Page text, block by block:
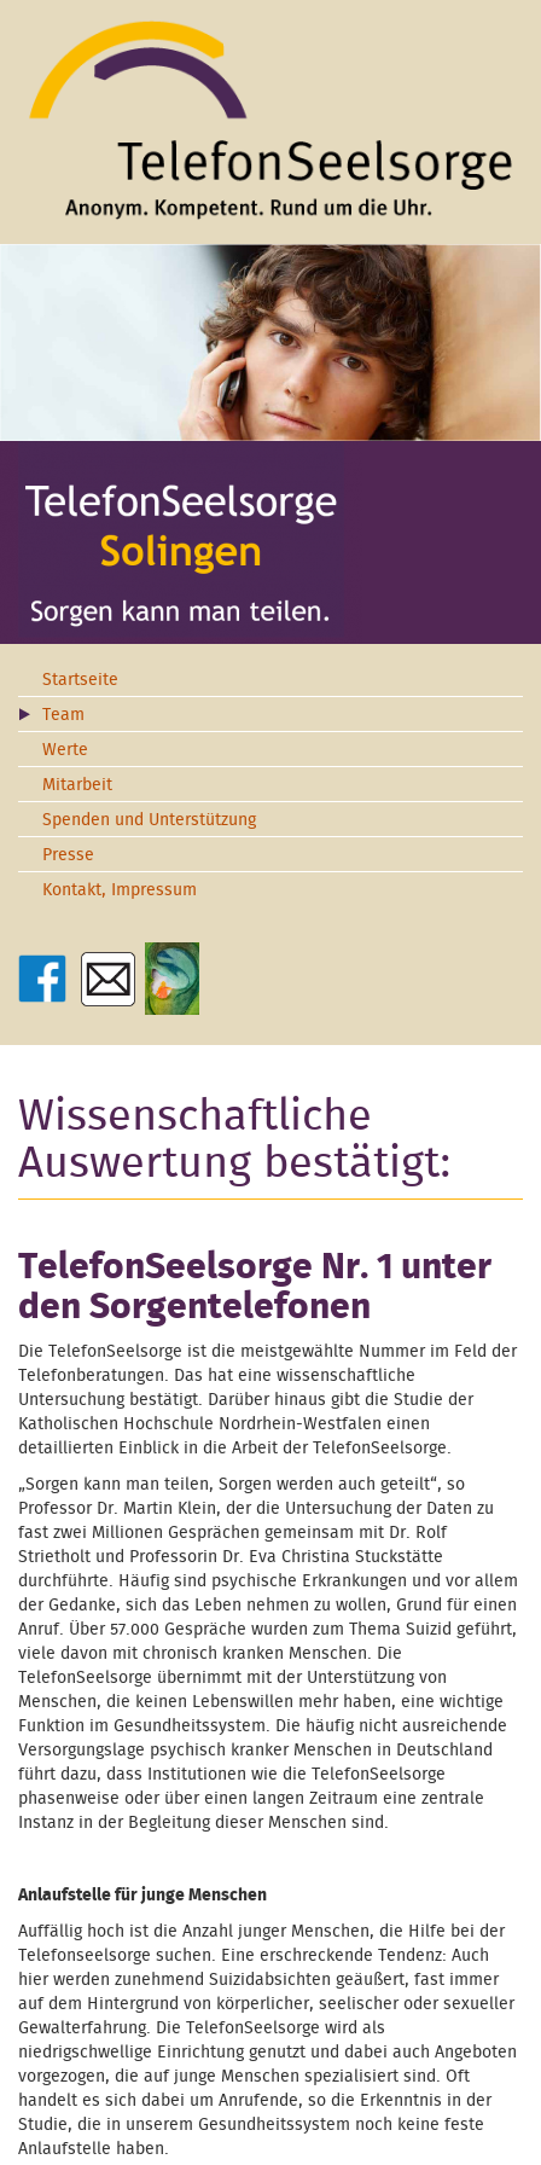
Startseite
Team
Werte
Mitarbeit
Spenden und Unterstützung
Presse
Kontakt, Impressum
Wissenschaftliche
Auswertung bestätigt:
TelefonSeelsorge Nr. 1 unter
den Sorgentelefonen
Die TelefonSeelsorge ist die meistgewählte Nummer im Feld der
Telefonberatungen. Das hat eine wissenschaftliche
Untersuchung bestätigt. Darüber hinaus gibt die Studie der
Katholischen Hochschule Nordrhein-Westfalen einen
detaillierten Einblick in die Arbeit der TelefonSeelsorge.
„Sorgen kann man teilen, Sorgen werden auch geteilt“, so
Professor Dr. Martin Klein, der die Untersuchung der Daten zu
fast zwei Millionen Gesprächen gemeinsam mit Dr. Rolf
Strietholt und Professorin Dr. Eva Christina Stuckstätte
durchführte. Häufig sind psychische Erkrankungen und vor allem
der Gedanke, sich das Leben nehmen zu wollen, Grund für einen
Anruf. Über 57.000 Gespräche wurden zum Thema Suizid geführt,
viele davon mit chronisch kranken Menschen. Die
TelefonSeelsorge übernimmt mit der Unterstützung von
Menschen, die keinen Lebenswillen mehr haben, eine wichtige
Funktion im Gesundheitssystem. Die häufig nicht ausreichende
Versorgungslage psychisch kranker Menschen in Deutschland
führt dazu, dass Institutionen wie die TelefonSeelsorge
phasenweise oder über einen langen Zeitraum eine zentrale
Instanz in der Begleitung dieser Menschen sind.
Anlaufstelle für junge Menschen
Auffällig hoch ist die Anzahl junger Menschen, die Hilfe bei der
Telefonseelsorge suchen. Eine erschreckende Tendenz: Auch
hier werden zunehmend Suizidabsichten geäußert, fast immer
auf dem Hintergrund von körperlicher, seelischer oder sexueller
Gewalterfahrung. Die TelefonSeelsorge wird als
niedrigschwellige Einrichtung genutzt und dabei auch Angeboten
vorgezogen, die auf junge Menschen spezialisiert sind. Oft
handelt es sich dabei um Anrufende, so die Erkenntnis in der
Studie, die in unserem Gesundheitssystem noch keine feste
Anlaufstelle haben.